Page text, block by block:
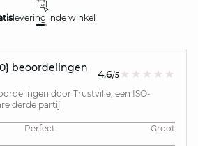
levering inde winkel
beoordelingen
4.6/5
door Trustville, een ISO-
derde partij
Perfect
Groot